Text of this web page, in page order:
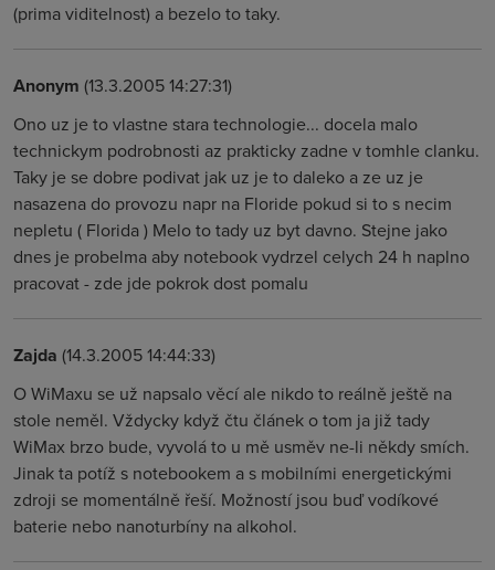
(prima viditelnost) a bezelo to taky.
Anonym (13.3.2005 14:27:31)
Ono uz je to vlastne stara technologie... docela malo
technickym podrobnosti az prakticky zadne v tomhle clanku.
Taky je se dobre podivat jak uz je to daleko a ze uz je
nasazena do provozu napr na Floride pokud si to s necim
nepletu ( Florida ) Melo to tady uz byt davno. Stejne jako
dnes je probelma aby notebook vydrzel celych 24 h naplno
pracovat - zde jde pokrok dost pomalu
Zajda (14.3.2005 14:44:33)
O WiMaxu se už napsalo věcí ale nikdo to reálně ještě na
stole neměl. Vždycky když čtu článek o tom ja již tady
WiMax brzo bude, vyvolá to u mě usměv ne-li někdy smích.
Jinak ta potíž s notebookem a s mobilními energetickými
zdroji se momentálně řeší. Možností jsou buď vodíkové
baterie nebo nanoturbíny na alkohol.